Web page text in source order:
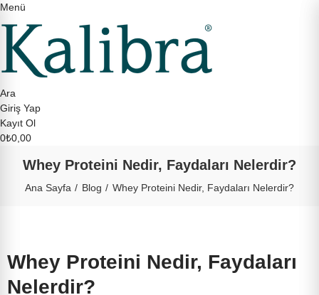
Menü
Ara
Giriş Yap
Kayıt Ol
0₺0,00
Whey Proteini Nedir, Faydaları Nelerdir?
Ana Sayfa Blog Whey Proteini Nedir, Faydaları Nelerdir?
Whey Proteini Nedir, Faydaları
Nelerdir?